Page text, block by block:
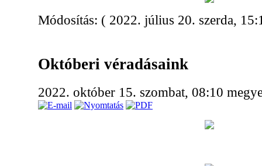
Módosítás: ( 2022. július 20. szerda,
Októberi véradásaink
2022. október 15. szombat, 08:10